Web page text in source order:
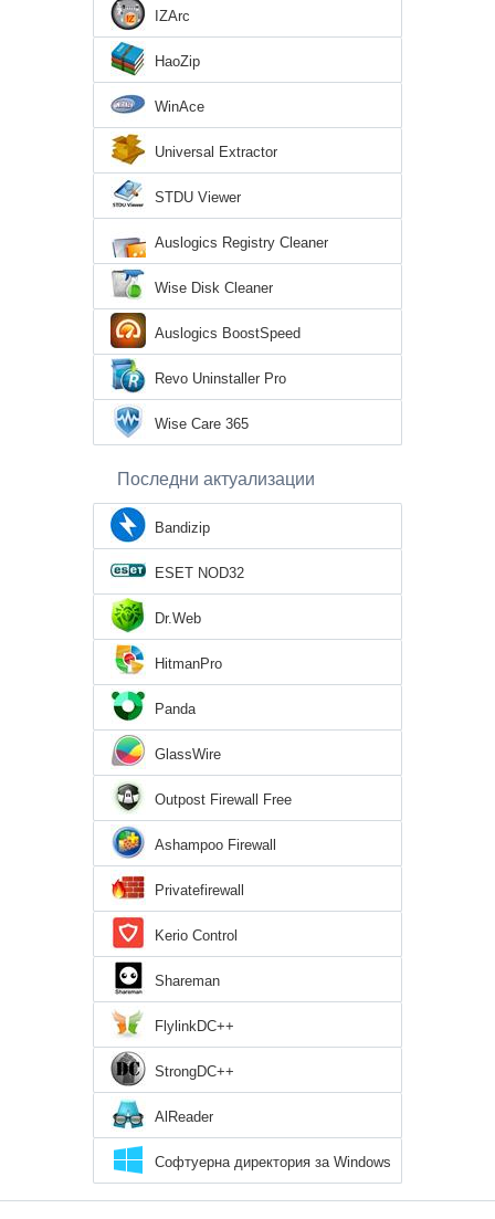
IZArc
HaoZip
WinAce
Universal Extractor
STDU Viewer
Auslogics Registry Cleaner
Wise Disk Cleaner
Auslogics BoostSpeed
Revo Uninstaller Pro
Wise Care 365
Последни актуализации
Bandizip
ESET NOD32
Dr.Web
HitmanPro
Panda
GlassWire
Outpost Firewall Free
Ashampoo Firewall
Privatefirewall
Kerio Control
Shareman
FlylinkDC++
StrongDC++
AlReader
Софтуерна директория за Windows
8